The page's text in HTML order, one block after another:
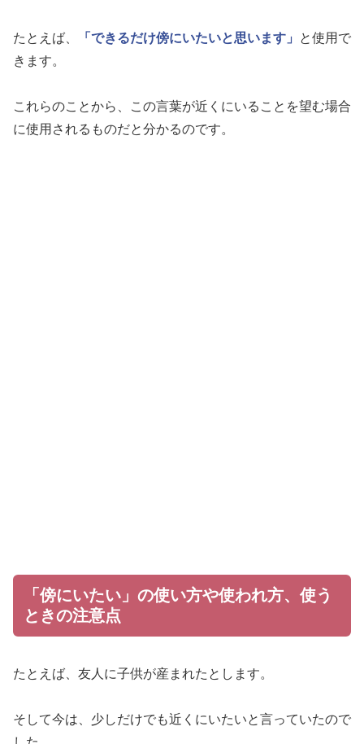
たとえば、 「できるだけ傍にいたいと思います」
と使用で
きます。
これらのことから、この言葉が近くにいることを望む場合
に使用されるものだと分かるのです。
「傍にいたい」の使い方や使われ方、使う
ときの注意点
たとえば、友人に子供が産まれたとします。
そして今は、少しだけでも近くにいたいと言っていたので